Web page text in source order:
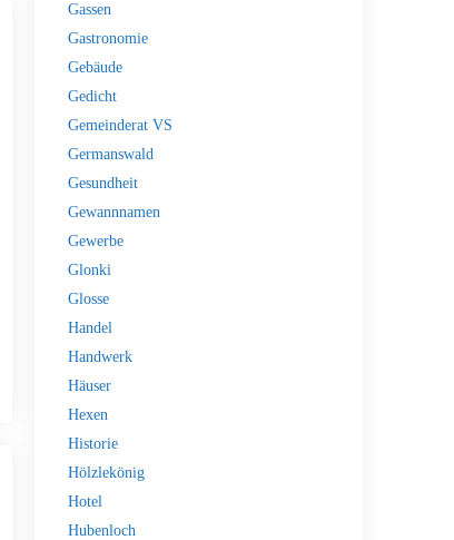
Gassen
Gastronomie
Gebäude
Gedicht
Gemeinderat VS
Germanswald
Gesundheit
Gewannnamen
Gewerbe
Glonki
Glosse
Handel
Handwerk
Häuser
Hexen
Historie
Hölzlekönig
Hotel
Hubenloch